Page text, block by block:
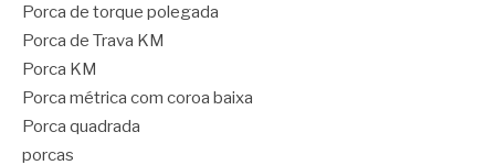
Porca de torque polegada
Porca de Trava KM
Porca KM
Porca métrica com coroa baixa
Porca quadrada
porcas